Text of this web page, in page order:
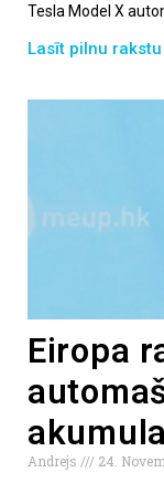
Tesla Model X
Lasīt pilnu rakstu
Eiropa
Andrejs
24.